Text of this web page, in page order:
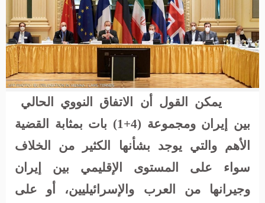
يمكن القول أن الاتفاق النووي الحالي
بين إيران ومجموعة (4+1) بات بمثابة القضية
الأهم والتي يوجد بشأنها الكثير من الخلاف
سواء على المستوى الإقليمي بين إيران
وجيرانها من العرب والإسرائيليين، أو على